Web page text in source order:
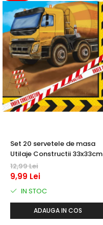
Set 20 servetele de masa
Utilaje Constructii 33x33cm
12,99 Lei
9,99 Lei
IN STOC
ADAUGA IN COS